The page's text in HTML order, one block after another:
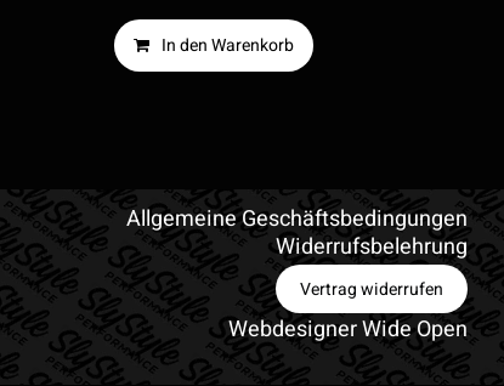
In den Warenkorb
Allgemeine Geschäftsbedingungen
Widerrufsbelehrung
Vertrag widerrufen
Webdesigner Wide Open